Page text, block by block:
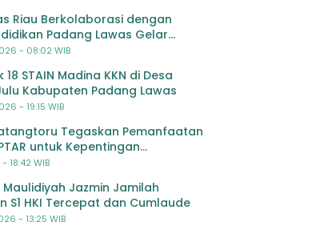
Riau Berkolaborasi dengan
Padang Lawas Gelar
SMP se-Kabupaten Padang
- 08:02 WIB
STAIN Madina KKN di Desa
Kabupaten Padang Lawas
- 19:15 WIB
Tegaskan Pemanfaatan
untuk Kepentingan
18:42 WIB
Jazmin Jamilah
S1 HKI Tercepat dan Cumlaude
- 13:25 WIB